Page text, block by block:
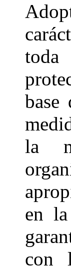
toda
base
la
en
con